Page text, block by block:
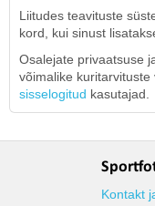
Liitudes teavituste
kord, kui sinust
Osalejate privaatsuse
võimalike
sisselogitud kasutajad.
Kontakt